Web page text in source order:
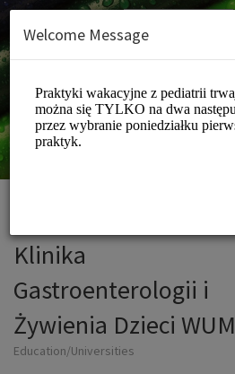
Klinika
Gastroenterologii i
Żywienia Dzieci WUM
Education/Universities
Welcome Message